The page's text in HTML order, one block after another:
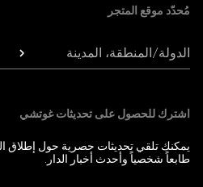
مُحدّد موقع المتجر
الدولة/المنطقة، المدينة
اشترك للحصول على تحديثات غوتشي
يمكنك تلقي تحديثات حصرية حول إطلاق
طابعاً شخصياً وأحدث أخبار الدار.